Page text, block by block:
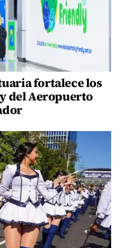
fortalece los
del Aeropuerto